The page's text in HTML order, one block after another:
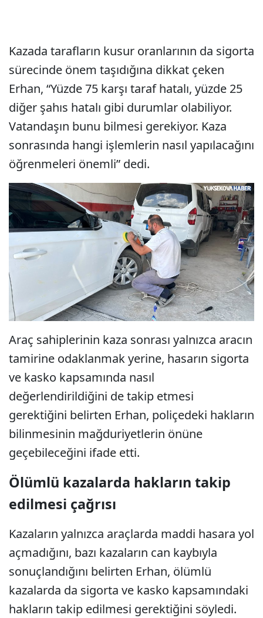
Kazada tarafların kusur oranlarının da sigorta
sürecinde önem taşıdığına dikkat çeken
Erhan, “Yüzde 75 karşı taraf hatalı, yüzde 25
diğer şahıs hatalı gibi durumlar olabiliyor.
Vatandaşın bunu bilmesi gerekiyor. Kaza
sonrasında hangi işlemlerin nasıl yapılacağını
öğrenmeleri önemli” dedi.
Araç sahiplerinin kaza sonrası yalnızca aracın
tamirine odaklanmak yerine, hasarın sigorta
ve kasko kapsamında nasıl
değerlendirildiğini de takip etmesi
gerektiğini belirten Erhan, poliçedeki hakların
bilinmesinin mağduriyetlerin önüne
geçebileceğini ifade etti.
Ölümlü kazalarda hakların takip
edilmesi çağrısı
Kazaların yalnızca araçlarda maddi hasara yol
açmadığını, bazı kazaların can kaybıyla
sonuçlandığını belirten Erhan, ölümlü
kazalarda da sigorta ve kasko kapsamındaki
hakların takip edilmesi gerektiğini söyledi.